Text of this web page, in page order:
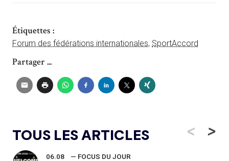
Étiquettes :
Forum des fédérations internationales, SportAccord
Partager ...
TOUS LES ARTICLES <
06.08 — FOCUS DU JOUR
>